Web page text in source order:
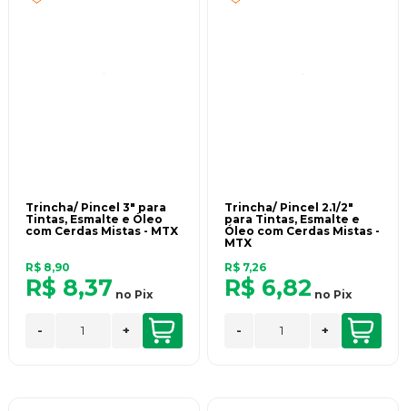
Trincha/ Pincel 3" para
Tintas, Esmalte e Óleo
com Cerdas Mistas - MTX
R$ 8,90
R$ 8,37 no Pix
- +
Trincha/ Pincel 2.1/2"
para Tintas, Esmalte e
Óleo com Cerdas Mistas -
MTX
R$ 7,26
R$ 6,82 no Pix
- +